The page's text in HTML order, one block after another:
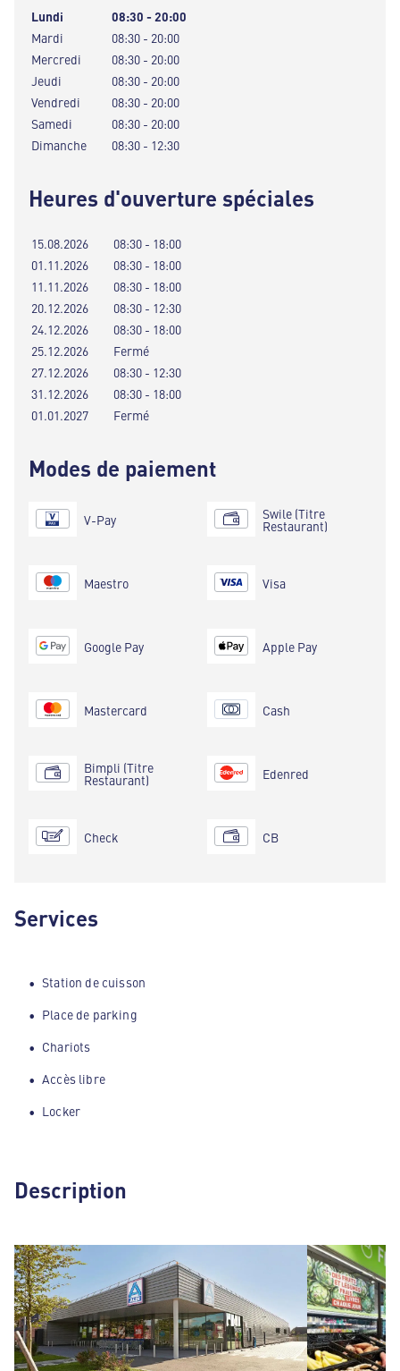
Lundi
08:30 - 20:00
Mardi
08:30 - 20:00
Mercredi
08:30 - 20:00
Jeudi
08:30 - 20:00
Vendredi
08:30 - 20:00
Samedi
08:30 - 20:00
Dimanche
08:30 - 12:30
Heures d'ouverture spéciales
15.08.2026
08:30 - 18:00
01.11.2026
08:30 - 18:00
11.11.2026
08:30 - 18:00
20.12.2026
08:30 - 12:30
24.12.2026
08:30 - 18:00
25.12.2026
Fermé
27.12.2026
08:30 - 12:30
31.12.2026
08:30 - 18:00
01.01.2027
Fermé
Modes de paiement
V-Pay
Maestro
Google Pay
Mastercard
Bimpli (Titre
Restaurant)
Check
Swile (Titre
Restaurant)
Visa
Apple Pay
Cash
Edenred
CB
Services
Station de cuisson
Place de parking
Chariots
Accès libre
Locker
Description